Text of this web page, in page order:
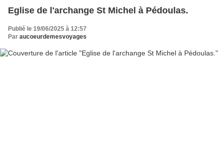
Eglise de l'archange St Michel à Pédoulas.
Publié le 19/06/2025 à 12:57
Par aucoeurdemesvoyages